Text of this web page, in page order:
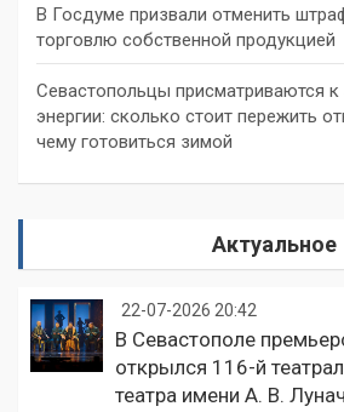
В Госдуме призвали отменить
торговлю собственной продукцией
Севастопольцы присматриваются
энергии: сколько стоит пережить
чему готовиться зимой
Актуальное
22-07-2026 20:42
В Севастополе
открылся 116-й
театра имени А. В.